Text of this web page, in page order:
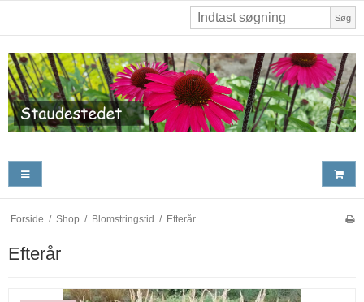
Søg
Forside / Shop / Blomstringstid / Efterår
Efterår